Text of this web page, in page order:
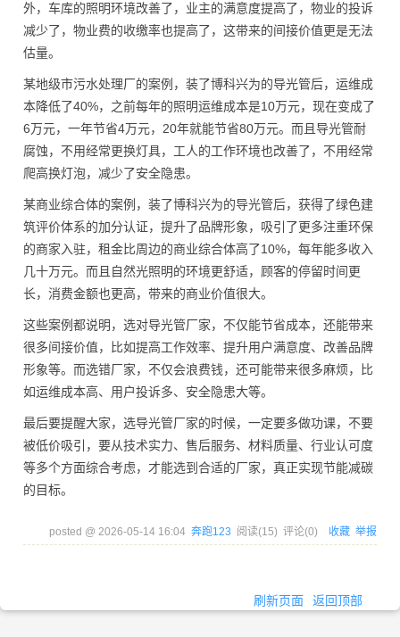
外，车库的照明环境改善了，业主的满意度提高了，物业的投诉
减少了，物业费的收缴率也提高了，这带来的间接价值更是无法
估量。
某地级市污水处理厂的案例，装了博科兴为的导光管后，运维成
本降低了40%，之前每年的照明运维成本是10万元，现在变成了
6万元，一年节省4万元，20年就能节省80万元。而且导光管耐
腐蚀，不用经常更换灯具，工人的工作环境也改善了，不用经常
爬高换灯泡，减少了安全隐患。
某商业综合体的案例，装了博科兴为的导光管后，获得了绿色建
筑评价体系的加分认证，提升了品牌形象，吸引了更多注重环保
的商家入驻，租金比周边的商业综合体高了10%，每年能多收入
几十万元。而且自然光照明的环境更舒适，顾客的停留时间更
长，消费金额也更高，带来的商业价值很大。
这些案例都说明，选对导光管厂家，不仅能节省成本，还能带来
很多间接价值，比如提高工作效率、提升用户满意度、改善品牌
形象等。而选错厂家，不仅会浪费钱，还可能带来很多麻烦，比
如运维成本高、用户投诉多、安全隐患大等。
最后要提醒大家，选导光管厂家的时候，一定要多做功课，不要
被低价吸引，要从技术实力、售后服务、材料质量、行业认可度
等多个方面综合考虑，才能选到合适的厂家，真正实现节能减碳
的目标。
posted @ 2026-05-14 16:04 奔跑123 阅读(15) 评论(0) 收藏 举报
刷新页面 返回顶部